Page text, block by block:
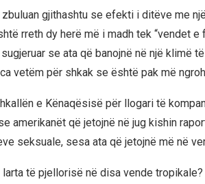
gjithashtu se efekti i ditëve me
rreth dy herë më i madh tek “vendet e
se ata që banojnë në një klimë
vetëm për shkak se është pak më
e Kënaqësisë për llogari të
amerikanët që jetojnë në jug kishin
seksuale, sesa ata që jetojnë më në
të pjellorisë në disa vende tropikale?